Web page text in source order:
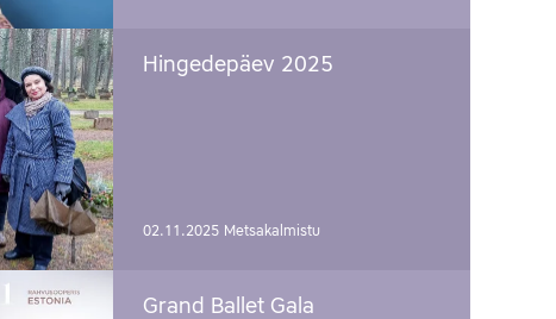
Hingedepäev 2025
02.11.2025 Metsakalmistu
Grand Ballet Gala